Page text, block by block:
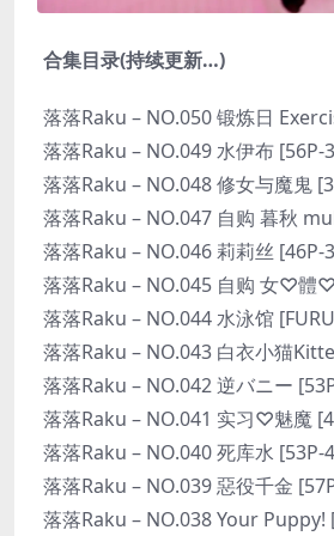
合集目录(持续更新…)
落落Raku – NO.050 锻炼日
落落Raku – NO.049 水伊布 [56P-
落落Raku – NO.048 修女与魔鬼
落落Raku – NO.047 自购 暮秋
落落Raku – NO.046 莉莉丝 [46P-
落落Raku – NO.045 自购 女♡體
落落Raku – NO.044 水泳馆
落落Raku – NO.043 白衣小猫
落落Raku – NO.042 逆バニー
落落Raku – NO.041 实习♡魅魔
落落Raku – NO.040 死库水 [53P-
落落Raku – NO.039 惡役千金
落落Raku – NO.038 Your Puppy!